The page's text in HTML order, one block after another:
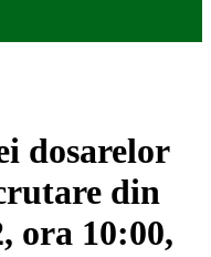
dosarelor
din
ora 10:00,